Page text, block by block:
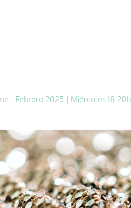
- Febrero 2025 | Miércoles 18-20h